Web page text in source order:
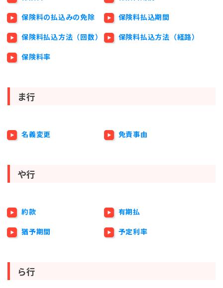
保険料の払込みの免除
保険料払込期間
保険料払込方法（回数）
保険料払込方法（経路）
保険料率
ま行
名義変更 免責事由
や行
約款
有期払
猶予期間
予定利率
ら行